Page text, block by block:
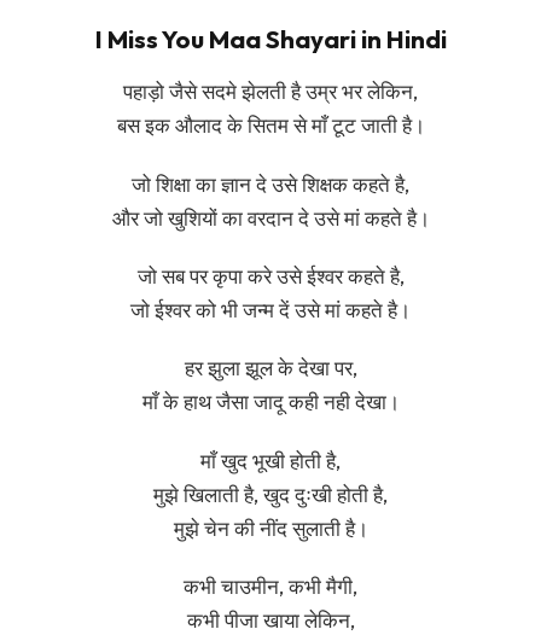
I Miss You Maa Shayari in Hindi
पहाड़ो जैसे सदमे झेलती है उम्र भर लेकिन,
बस इक औलाद के सितम से माँ टूट जाती है।
जो शिक्षा का ज्ञान दे उसे शिक्षक कहते है,
और जो खुशियों का वरदान दे उसे मां कहते है।
जो सब पर कृपा करे उसे ईश्वर कहते है,
जो ईश्वर को भी जन्म दें उसे मां कहते है।
हर झुला झूल के देखा पर,
माँ के हाथ जैसा जादू कही नही देखा।
माँ खुद भूखी होती है,
मुझे खिलाती है, खुद दुःखी होती है,
मुझे चेन की नींद सुलाती है।
कभी चाउमीन, कभी मैगी,
कभी पीजा खाया लेकिन,